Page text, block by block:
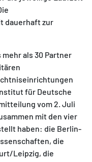
dauerhaft zur
als 30 Partner
für Deutsche
vom 2. Juli
mit den vier
haben: die Berlin-
die
Leipzig, die